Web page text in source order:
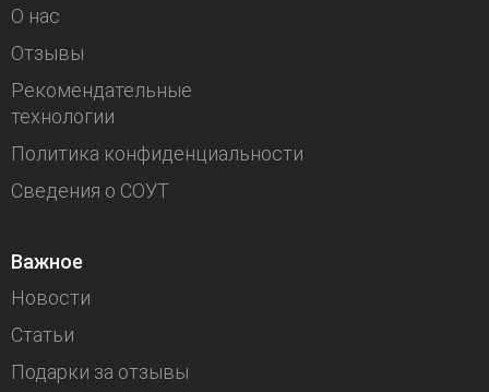
О нас
Отзывы
Рекомендательные
технологии
Политика конфиденциальности
Сведения о СОУТ
Важное
Новости
Статьи
Подарки за отзывы